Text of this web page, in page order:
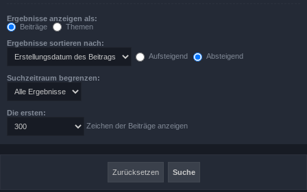
Ergebnisse anzeigen als:
Beiträge
Themen
Ergebnisse sortieren nach:
Aufsteigend
Absteigend
Suchzeitraum begrenzen:
Die ersten:
Zeichen der Beiträge anzeigen